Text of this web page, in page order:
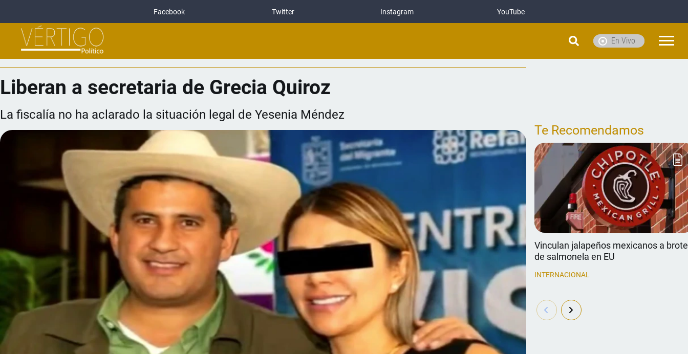
Facebook Twitter Instagram YouTube
En Vivo
Liberan a secretaria de Grecia Quiroz
La fiscalía no ha aclarado la situación legal de Yesenia Méndez
Te Recomendamos
Vinculan jalapeños mexicanos a brote
de salmonela en EU
INTERNACIONAL